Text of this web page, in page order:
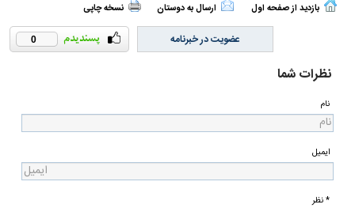
بازدید از صفحه اول ارسال به دوستان نسخه چاپی
0 عضویت در خبرنامه
نظرات شما
نام
ایمیل
* نظر